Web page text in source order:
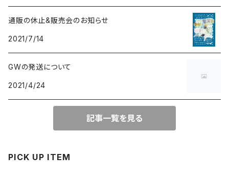
通販の休止&販売会のお知らせ
2021/7/14
GWの発送について
2021/4/24
記事一覧を見る
PICK UP ITEM